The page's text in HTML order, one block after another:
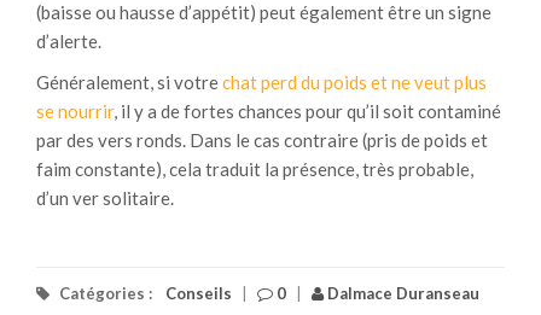
(baisse ou hausse d’appétit) peut également être un signe
d’alerte.
Généralement, si votrechat perd du poids et ne veut plus
se nourrir, il y a de fortes chances pour qu’il soit contaminé
par des vers ronds. Dans le cas contraire (pris de poids et
faim constante), cela traduit la présence, très probable,
d’un ver solitaire.
Catégories : Conseils 0 Dalmace Duranseau